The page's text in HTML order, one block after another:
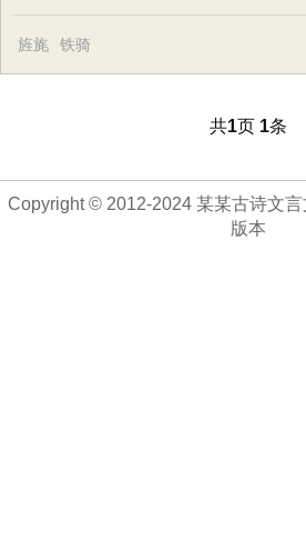
旌旄 铁骑
共1页 1条
Copyright © 2012-2024 某某古诗文
版本